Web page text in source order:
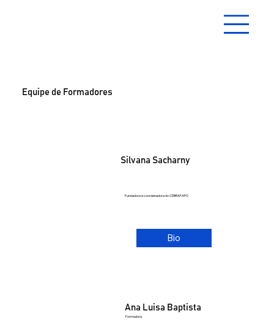
Equipe de Formadores
Silvana Sacharny
Fundadora e coordenadora do CEBRAFAPO
Bio
Ana Luisa Baptista
Formadora